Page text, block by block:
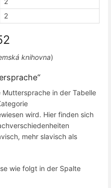
2
knihovna)
in der Tabelle
wird. Hier finden sich
mehr slavisch als
wie folgt in der Spalte